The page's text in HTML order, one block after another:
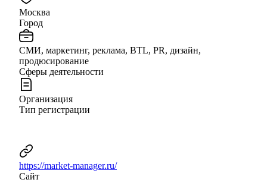
Москва
Город
СМИ, маркетинг, реклама, BTL, PR, дизайн,
продюсирование
Сферы деятельности
Организация
Тип регистрации
https://market-manager.ru/
Сайт